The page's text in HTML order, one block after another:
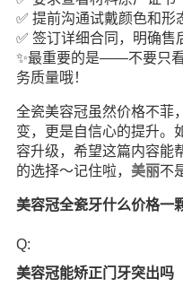
✅ 提前沟通试戴颜色和形
✅ 签订详细合同，明确售
✨最重要的是——不要只
务质量哦！
全瓷美容冠虽然价格不菲
变，更是自信心的提升。
容升级，希望这篇内容能
的选择～记住啦， 美丽不
美容冠全瓷牙什么价格一
Q:
美容冠能矫正门牙突出吗